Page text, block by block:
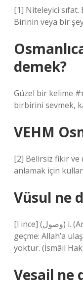
[1] Niteleyici
Birinin veya bir
demek?
Güzel bir kelime
birbirini sevmek,
VEHM
[2] Belirsiz fikir ve
anlamak için
Vüsul ne
[l ince] (ﻭﺻﻮﻝ) i. (Ar. vuṣūl) ulaşma, erişme, varma,
geçme: Allah’a
yoktur. (İsmâil
Vesail ne